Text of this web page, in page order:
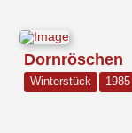
Dornröschen
Winterstück 1985